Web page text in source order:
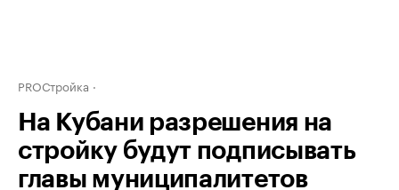
PROСтройка
На Кубани разрешения на
стройку будут подписывать
главы муниципалитетов